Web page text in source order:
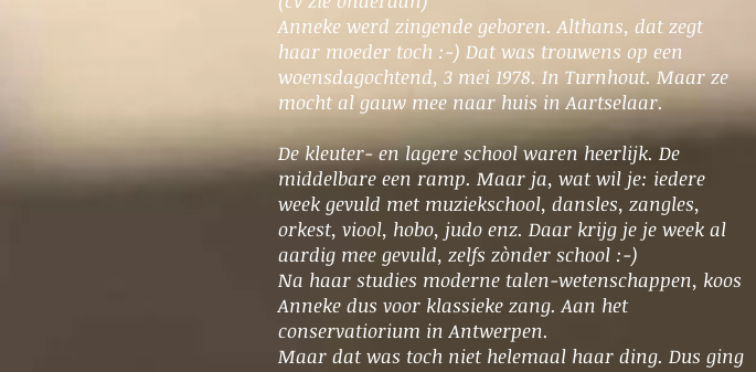
Anneke werd zingende geboren. Althans, dat zegt
haar moeder toch :-) Dat was trouwens op een
woensdagochtend, 3 mei 1978. In Turnhout. Maar ze
mocht al gauw mee naar huis in Aartselaar.
De kleuter- en lagere school waren heerlijk. De
middelbare een ramp. Maar ja, wat wil je: iedere
week gevuld met muziekschool, dansles, zangles,
orkest, viool, hobo, judo enz. Daar krijg je je week al
aardig mee gevuld, zelfs zònder school :-)
Na haar studies moderne talen-wetenschappen, koos
Anneke dus voor klassieke zang. Aan het
conservatiorium in Antwerpen.
Maar dat was toch niet helemaal haar ding. Dus ging